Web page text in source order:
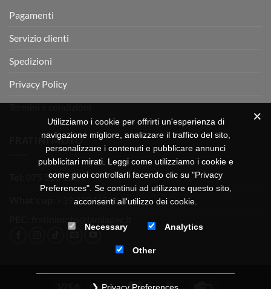
Pagamenti
Servizio clienti
Spedizioni
Privacy Policy
FRATINI MOTO
075 518 1504
+39 3334656649
Visa PayPal MasterCard
Utilizziamo i cookie per offrirti un'esperienza di
navigazione migliore, analizzare il traffico del sito,
personalizzare i contenuti e pubblicare annunci
pubblicitari mirati. Leggi come utilizziamo i cookie e
come puoi controllarli facendo clic su "Privacy
Preferences". Se continui ad utilizzare questo sito,
acconsenti all'utilizzo dei cookie.
Necessary Analytics
Other
Privacy Preferences